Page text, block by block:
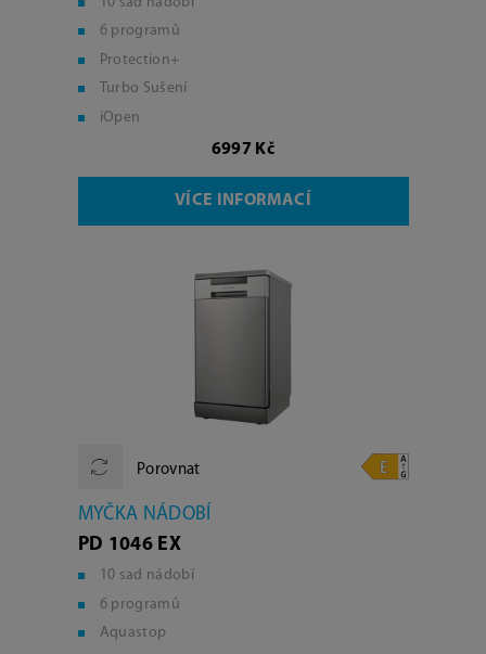
6 programů
Protection+
Turbo Sušení
iOpen
6997 Kč
VÍCE INFORMACÍ
Porovnat
MYČKA NÁDOBÍ
PD 1046 EX
10 sad nádobí
6 programů
Aquastop